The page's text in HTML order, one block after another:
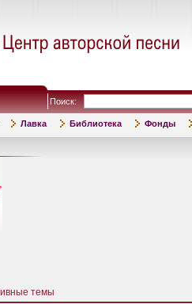
Поиск:
Лавка Библиотека Фонды
темы